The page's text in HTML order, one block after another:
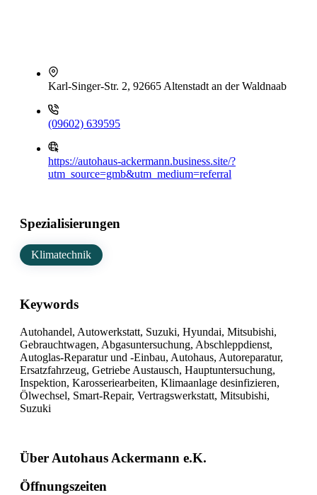
Karl-Singer-Str. 2, 92665 Altenstadt an der Waldnaab
(09602) 639595
https://autohaus-ackermann.business.site/?
utm_source=gmb&utm_medium=referral
Spezialisierungen
Klimatechnik
Keywords
Autohandel, Autowerkstatt, Suzuki, Hyundai, Mitsubishi,
Gebrauchtwagen, Abgasuntersuchung, Abschleppdienst,
Autoglas-Reparatur und -Einbau, Autohaus, Autoreparatur,
Ersatzfahrzeug, Getriebe Austausch, Hauptuntersuchung,
Inspektion, Karosseriearbeiten, Klimaanlage desinfizieren,
Ölwechsel, Smart-Repair, Vertragswerkstatt, Mitsubishi,
Suzuki
Über Autohaus Ackermann e.K.
Öffnungszeiten